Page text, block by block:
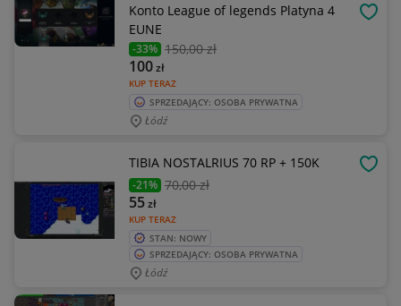
Konto League of legends Platyna 4
EUNE
-33% 150,00 zł
KUP TERAZ
100zł
SPRZEDAJĄCY: OSOBA PRYWATNA
Łódź
TIBIA NOSTALRIUS 70 RP + 150K
-21% 70,00 zł
KUP TERAZ
55zł
STAN: NOWY
SPRZEDAJĄCY: OSOBA PRYWATNA
Łódź